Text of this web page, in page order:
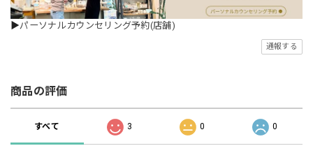
▶パーソナルカウンセリング予約(店舗)
通報する
商品の評価
すべて 3 0 0